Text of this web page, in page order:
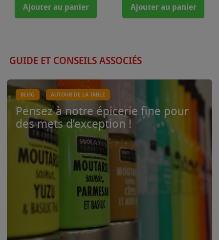
Ajouter au panier Ajouter au panier
GUIDE ET CONSEILS ASSOCIÉS
BLOG AUTOUR DE LA TABLE
Pensez à notre épicerie fine pour
des mets d’exception !